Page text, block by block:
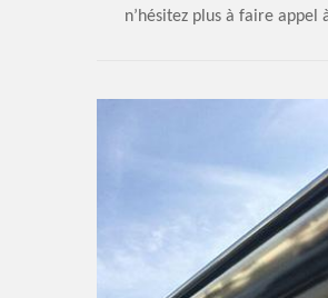
n’hésitez plus à faire